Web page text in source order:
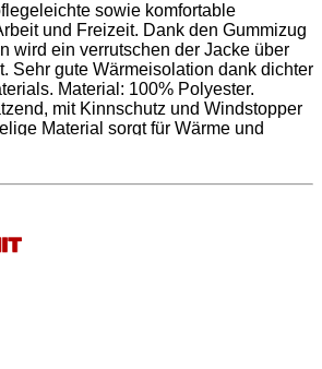
lange warm
Textil
Empfehlungen dienen der
Käufers bzw. Verarbeiters.
davon, unsere Produkte grundsätzlich auf ihre
sowie komfortable
und Freizeit. Dank den Gummizug
wird ein verrutschen der Jacke über
Sehr gute Wärmeisolation dank dichter
Material: 100% Polyester.
mit Kinnschutz und Windstopper
Material sorgt für Wärme und
auch nach mehreren
und wie neu